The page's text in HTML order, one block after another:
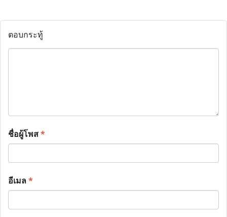
ตอบกระทู้
ชื่อผู้โพส*
อีเมล*